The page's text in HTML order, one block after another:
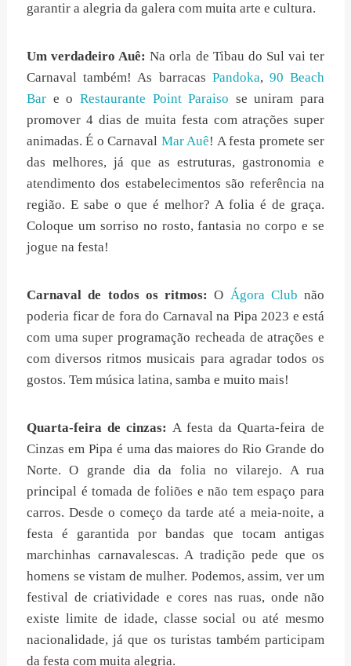
garantir a alegria da galera com muita arte e cultura.
Um verdadeiro Auê: Na orla de Tibau do Sul vai ter
Carnaval também! As barracas Pandoka, 90 Beach
Bar e o Restaurante Point Paraiso se uniram para
promover 4 dias de muita festa com atrações super
animadas. É o Carnaval Mar Auê! A festa promete ser
das melhores, já que as estruturas, gastronomia e
atendimento dos estabelecimentos são referência na
região. E sabe o que é melhor? A folia é de graça.
Coloque um sorriso no rosto, fantasia no corpo e se
jogue na festa!
Carnaval de todos os ritmos: O Ágora Club não
poderia ficar de fora do Carnaval na Pipa 2023 e está
com uma super programação recheada de atrações e
com diversos ritmos musicais para agradar todos os
gostos. Tem música latina, samba e muito mais!
Quarta-feira de cinzas: A festa da Quarta-feira de
Cinzas em Pipa é uma das maiores do Rio Grande do
Norte. O grande dia da folia no vilarejo. A rua
principal é tomada de foliões e não tem espaço para
carros. Desde o começo da tarde até a meia-noite, a
festa é garantida por bandas que tocam antigas
marchinhas carnavalescas. A tradição pede que os
homens se vistam de mulher. Podemos, assim, ver um
festival de criatividade e cores nas ruas, onde não
existe limite de idade, classe social ou até mesmo
nacionalidade, já que os turistas também participam
da festa com muita alegria.